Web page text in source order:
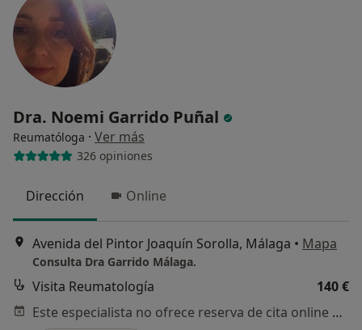
Dra. Noemi Garrido Puñal
Reumatóloga · Ver más
326 opiniones
Dirección Online
Avenida del Pintor Joaquín Sorolla, Málaga • Mapa
Consulta Dra Garrido Málaga.
Visita Reumatología
140 €
Este especialista no ofrece reserva de cita online en esta dirección.